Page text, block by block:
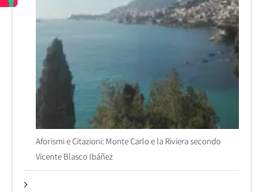
Aforismi e Citazioni: Monte Carlo e la Riviera secondo
Vicente Blasco Ibáñez